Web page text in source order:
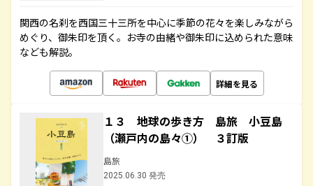
関西の名刹を西国三十三所を中心に季節の花々を楽しみながら
めぐり、御朱印を頂く。お寺の由緒や御朱印に込められた意味
なども解説。
詳細を見る
１３ 地球の歩き方 島旅 小豆島
（瀬戸内の島々①） ３訂版
島旅
2025.06.30 発売